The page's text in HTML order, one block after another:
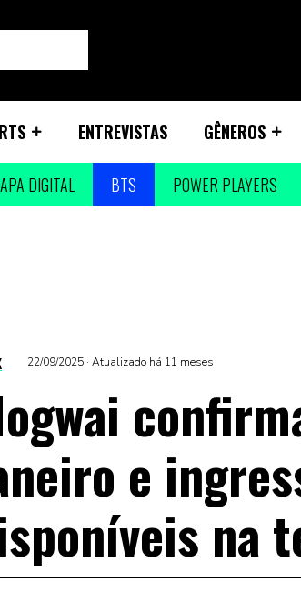
ENTREVISTAS GÊNEROS
DIGITAL BTS POWER PLAYERS
22/09/2025 · Atualizado há 11 meses
e
na